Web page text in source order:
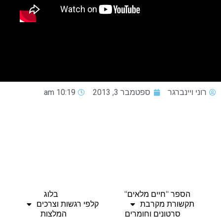
רוני ויינברגר ספטמבר 3, 2013 10:19 am
הספר "חיים מלאים"
בלוג
תקשורת מקרבת
קלפי רגשות וצרכים
סרטונים וחומרים
המלצות